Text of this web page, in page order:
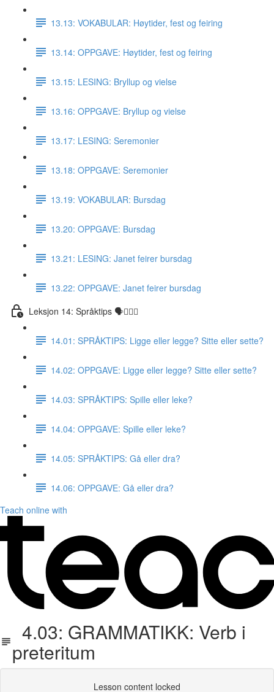
13.13: VOKABULAR: Høytider, fest og feiring
13.14: OPPGAVE: Høytider, fest og feiring
13.15: LESING: Bryllup og vielse
13.16: OPPGAVE: Bryllup og vielse
13.17: LESING: Seremonier
13.18: OPPGAVE: Seremonier
13.19: VOKABULAR: Bursdag
13.20: OPPGAVE: Bursdag
13.21: LESING: Janet feirer bursdag
13.22: OPPGAVE: Janet feirer bursdag
Leksjon 14: Språktips 🗣☝🏼✅
14.01: SPRÅKTIPS: Ligge eller legge? Sitte eller sette?
14.02: OPPGAVE: Ligge eller legge? Sitte eller sette?
14.03: SPRÅKTIPS: Spille eller leke?
14.04: OPPGAVE: Spille eller leke?
14.05: SPRÅKTIPS: Gå eller dra?
14.06: OPPGAVE: Gå eller dra?
Teach online with
4.03: GRAMMATIKK: Verb i
preteritum
Lesson content locked